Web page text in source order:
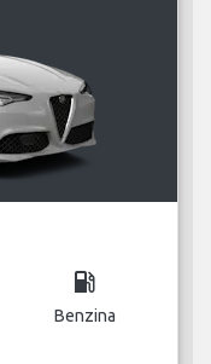
local_gas_station
Benzina